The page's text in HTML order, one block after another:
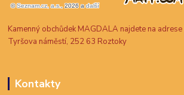
Kamenný obchůdek MAGDALA najdete na
Tyršova náměstí, 252 63 Roztoky
Kontakty